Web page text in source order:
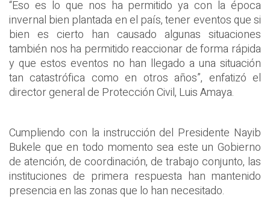
“Eso es lo que nos ha permitido ya con la época
invernal bien plantada en el país, tener eventos que si
bien es cierto han causado algunas situaciones
también nos ha permitido reaccionar de forma rápida
y que estos eventos no han llegado a una situación
tan catastrófica como en otros años”, enfatizó el
director general de Protección Civil, Luis Amaya.
Cumpliendo con la instrucción del Presidente Nayib
Bukele que en todo momento sea este un Gobierno
de atención, de coordinación, de trabajo conjunto, las
instituciones de primera respuesta han mantenido
presencia en las zonas que lo han necesitado.